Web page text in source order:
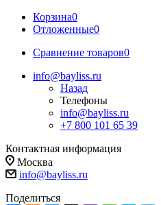
Корзина0
Отложенные0
Сравнение товаров0
info@bayliss.ru
Назад
Телефоны
info@bayliss.ru
+7 800 101 65 39
Контактная информация
Москва
info@bayliss.ru
Поделиться